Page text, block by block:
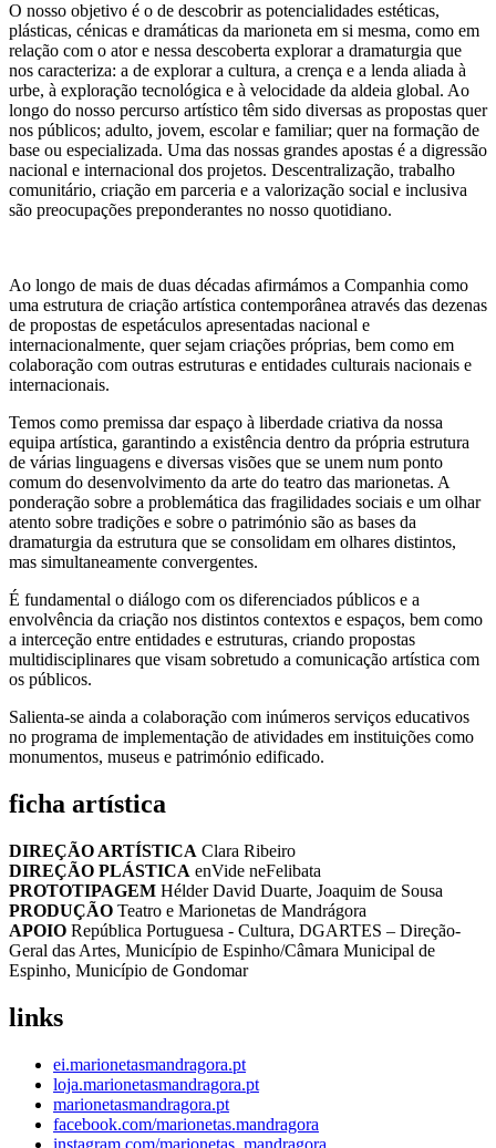
O nosso objetivo é o de descobrir as potencialidades estéticas,
plásticas, cénicas e dramáticas da marioneta em si mesma, como em
relação com o ator e nessa descoberta explorar a dramaturgia que
nos caracteriza: a de explorar a cultura, a crença e a lenda aliada à
urbe, à exploração tecnológica e à velocidade da aldeia global. Ao
longo do nosso percurso artístico têm sido diversas as propostas quer
nos públicos; adulto, jovem, escolar e familiar; quer na formação de
base ou especializada. Uma das nossas grandes apostas é a digressão
nacional e internacional dos projetos. Descentralização, trabalho
comunitário, criação em parceria e a valorização social e inclusiva
são preocupações preponderantes no nosso quotidiano.
Ao longo de mais de duas décadas afirmámos a Companhia como
uma estrutura de criação artística contemporânea através das dezenas
de propostas de espetáculos apresentadas nacional e
internacionalmente, quer sejam criações próprias, bem como em
colaboração com outras estruturas e entidades culturais nacionais e
internacionais.
Temos como premissa dar espaço à liberdade criativa da nossa
equipa artística, garantindo a existência dentro da própria estrutura
de várias linguagens e diversas visões que se unem num ponto
comum do desenvolvimento da arte do teatro das marionetas. A
ponderação sobre a problemática das fragilidades sociais e um olhar
atento sobre tradições e sobre o património são as bases da
dramaturgia da estrutura que se consolidam em olhares distintos,
mas simultaneamente convergentes.
É fundamental o diálogo com os diferenciados públicos e a
envolvência da criação nos distintos contextos e espaços, bem como
a interceção entre entidades e estruturas, criando propostas
multidisciplinares que visam sobretudo a comunicação artística com
os públicos.
Salienta-se ainda a colaboração com inúmeros serviços educativos
no programa de implementação de atividades em instituições como
monumentos, museus e património edificado.
ficha artística
DIREÇÃO ARTÍSTICA Clara Ribeiro
DIREÇÃO PLÁSTICA enVide neFelibata
PROTOTIPAGEM Hélder David Duarte, Joaquim de Sousa
PRODUÇÃO Teatro e Marionetas de Mandrágora
APOIO República Portuguesa - Cultura, DGARTES – Direção-
Geral das Artes, Município de Espinho/Câmara Municipal de
Espinho, Município de Gondomar
links
ei.marionetasmandragora.pt
loja.marionetasmandragora.pt
marionetasmandragora.pt
facebook.com/marionetas.mandragora
instagram.com/marionetas_mandragora